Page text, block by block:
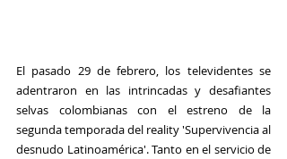
El pasado 29 de febrero, los televidentes se
adentraron en las intrincadas y desafiantes
selvas colombianas con el estreno de la
segunda temporada del reality 'Supervivencia al
desnudo Latinoamérica'. Tanto en el servicio de